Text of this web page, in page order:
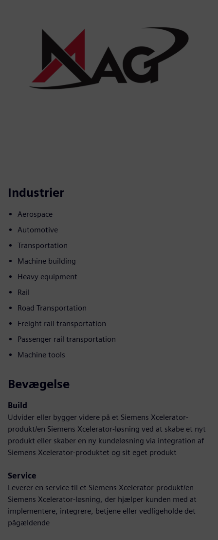
Industrier
Aerospace
Automotive
Transportation
Machine building
Heavy equipment
Rail
Road Transportation
Freight rail transportation
Passenger rail transportation
Machine tools
Bevægelse
Build
Udvider eller bygger videre på et Siemens Xcelerator-
produkt/en Siemens Xcelerator-løsning ved at skabe et nyt
produkt eller skaber en ny kundeløsning via integration af
Siemens Xcelerator-produktet og sit eget produkt
Service
Leverer en service til et Siemens Xcelerator-produkt/en
Siemens Xcelerator-løsning, der hjælper kunden med at
implementere, integrere, betjene eller vedligeholde det
pågældende